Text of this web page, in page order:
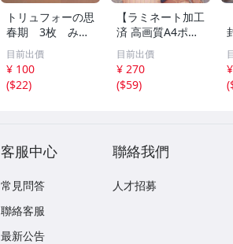
トリュフォーの思
春期 3枚 みゆ
き座 ジュリー
デムソー ｋ
目前出價
¥ 100
($22)
【ラミネート加工
済 高画質A4ポス
ター】1582 AI美
女 イラスト ポス
ター セクシー か
わいい 水着 下着
目前出價
¥ 270
($59)
(
客服中心
常見問答
聯絡客服
最新公告
聯絡我們
人才招募